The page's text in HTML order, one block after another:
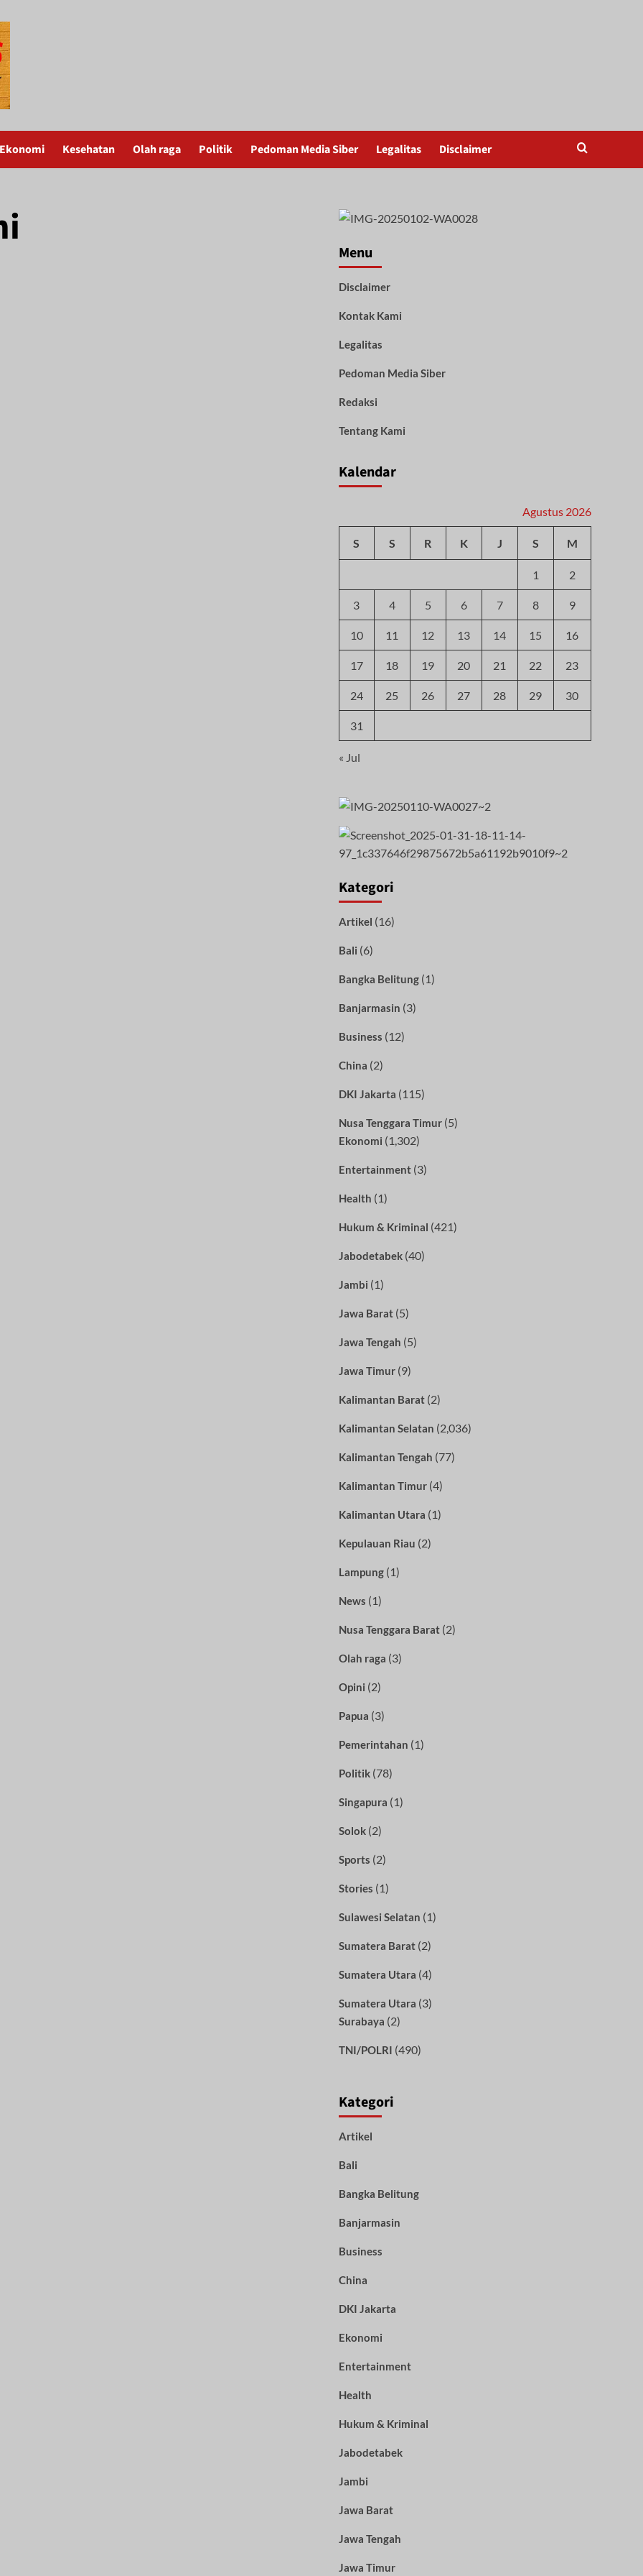
Ekonomi Kesehatan Olah raga Politik Pedoman Media Siber Legalitas Disclaimer
Menu
Disclaimer
Kontak Kami
Legalitas
Pedoman Media Siber
Redaksi
Tentang Kami
Kalendar
Agustus 2026
S S R K J S M
1 2
3 4 5 6 7 8 9
10 11 12 13 14 15 16
17 18 19 20 21 22 23
24 25 26 27 28 29 30
31
« Jul
Kategori
Artikel (16)
Bali (6)
Bangka Belitung(1)
Banjarmasin (3)
Business (12)
China (2)
DKI Jakarta (115)
Nusa Tenggara Timur(5)
Ekonomi (1,302)
Entertainment(3)
Health (1)
Hukum & Kriminal (421)
Jabodetabek(40)
Jambi (1)
Jawa Barat(5)
Jawa Tengah (5)
Jawa Timur(9)
Kalimantan Barat(2)
Kalimantan Selatan (2,036)
Kalimantan Tengah (77)
Kalimantan Timur(4)
Kalimantan Utara (1)
Kepulauan Riau (2)
Lampung(1)
News (1)
Nusa Tenggara Barat(2)
Olah raga (3)
Opini (2)
Papua (3)
Pemerintahan (1)
Politik(78)
Singapura (1)
Solok(2)
Sports (2)
Stories (1)
Sulawesi Selatan (1)
Sumatera Barat(2)
Sumatera Utara (4)
Sumatera Utara (3)
Surabaya (2)
TNI/POLRI (490)
Kategori
Artikel
Bali
Bangka Belitung
Banjarmasin
Business
China
DKI Jakarta
Ekonomi
Entertainment
Health
Hukum & Kriminal
Jabodetabek
Jambi
Jawa Barat
Jawa Tengah
Jawa Timur